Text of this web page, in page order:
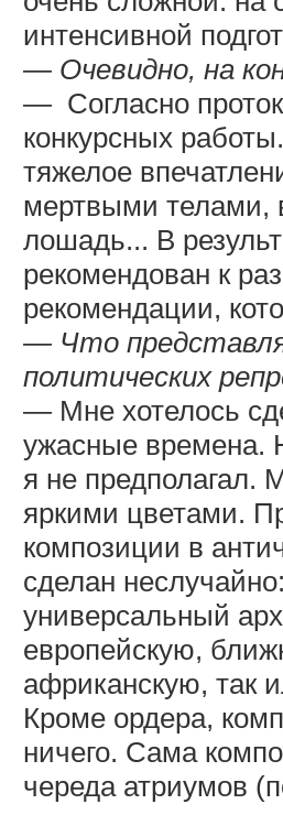
интенсивной
— Очевидно, на
— Согласно
конкурсных
тяжелое
мертвыми телами,
лошадь... В
рекомендован к
рекомендации,
— Что
политических
— Мне хотелось
ужасные времена.
я не предполагал.
яркими цветами.
композиции в
сделан
универсальный
европейскую,
африканскую, так
Кроме ордера,
ничего. Сама
череда атриумов